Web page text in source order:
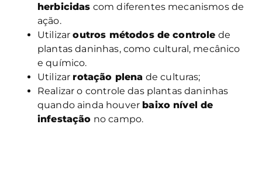
herbicidas com diferentes mecanismos de
ação.
Utilizaroutros métodos de controle de
plantas daninhas, como cultural, mecânico
e químico.
Utilizar rotação plena de culturas;
Realizar o controle das plantas daninhas
quando ainda houver baixo nível de
infestação no campo.